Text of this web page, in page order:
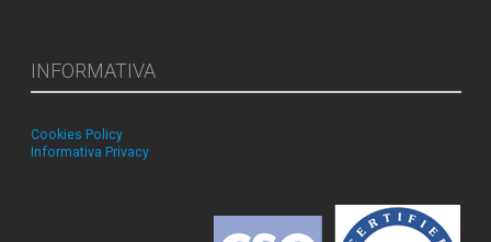
INFORMATIVA
Cookies Policy
Informativa Privacy